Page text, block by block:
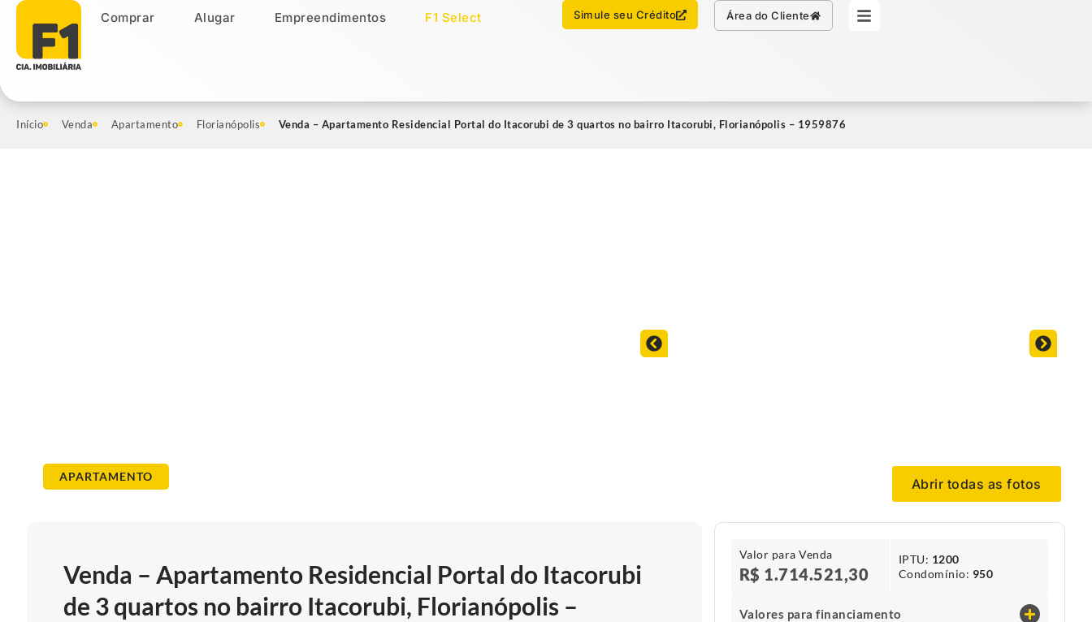
Comprar Alugar Empreendimentos F1 Select Simule seu Crédito Área do Cliente
Comprar Alugar Empreendimentos Imóveis Select
Chamar no WhatsApp Simule seu Crédito
Início Venda Apartamento Florianópolis Venda – Apartamento Residencial Portal do Itacorubi de 3 quartos no bairro Itacorubi, Florianópolis – 1959876
APARTAMENTO Abrir todas as fotos
Venda – Apartamento Residencial Portal do Itacorubi
de 3 quartos no bairro Itacorubi, Florianópolis –
Valor para Venda
R$ 1.714.521,30
IPTU​: 1200
Condomínio​: 950
Valores para financiamento